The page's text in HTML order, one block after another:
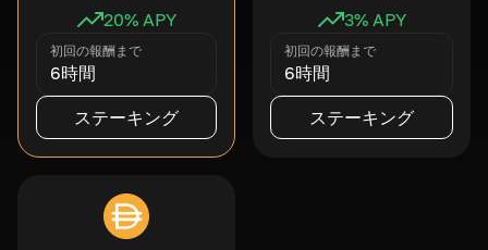
20% APY
初回の報酬まで
6時間
ステーキング
3% APY
初回の報酬まで
6時間
ステーキング